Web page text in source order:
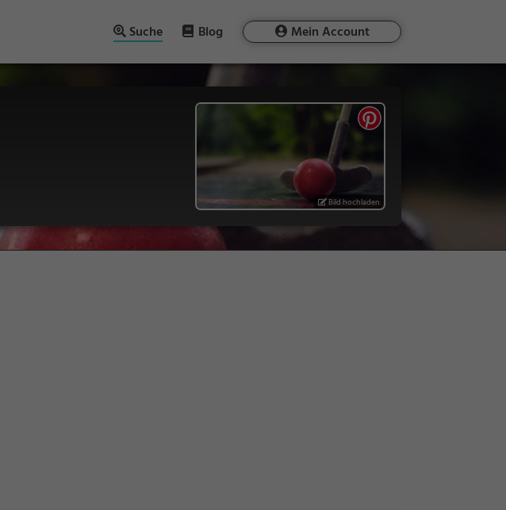
Suche Blog Mein Account
Bild hochladen